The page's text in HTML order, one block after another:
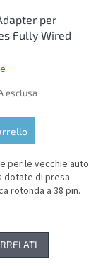
per
Fully Wired
esclusa
per le vecchie auto
dotate di presa
rotonda a 38 pin.